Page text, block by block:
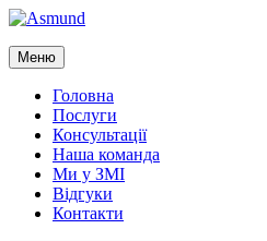
Перейти
вмісту
Asmund
Asmund
Меню
Головна
Послуги
Консультації
Наша команда
Ми у ЗМІ
Відгуки
Контакти